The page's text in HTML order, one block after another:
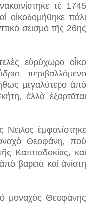
τὸ 1745
οἰκοδομήθηκε πάλι
σεισμὸ τῆς 26ης
εὐρύχωρο οἶκο
περιβαλλόμενο
μεγαλύτερο ἀπὸ
ἀλλὰ ἐξαρτᾶται
Νεῖλος ἐμφανίστηκε
Θεοφάνη, ποὺ
Καππαδοκίας, καὶ
βαρειὰ καὶ ἀνίατη
μοναχὸς Θεοφάνης